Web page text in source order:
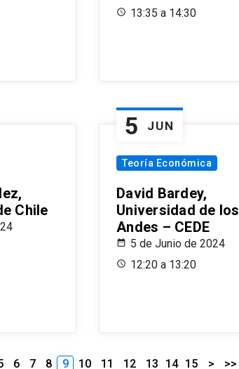
13:35 a 14:30
Chile
5 JUN
Teoría Económica
David Bardey,
Universidad de los
Andes – CEDE
5 de Junio de 2024
12:20 a 13:20
6 7 8 9 10 11 12 13 14 15 > >>